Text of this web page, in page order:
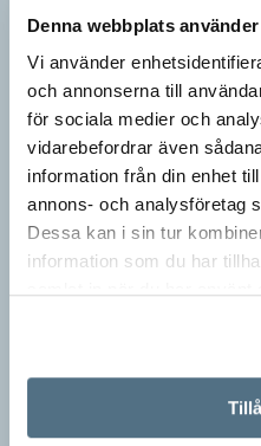
Denna webbplats
Vi använder
och annonserna till
för sociala medier och
vidarebefordrar även
information från din enhet
annons- och analysföretag
Dessa kan i sin tur
information som du har
Fler ser kvinnor
När det handlar om stora